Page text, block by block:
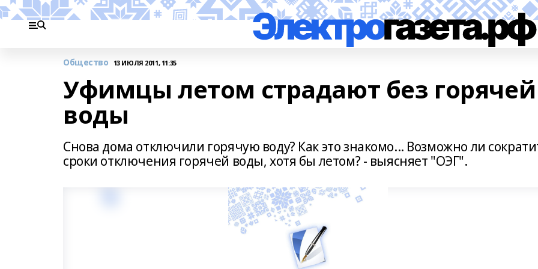
Общество 13 ИЮЛЯ 2011, 11:35
Уфимцы летом страдают без горячей
воды
Снова дома отключили горячую воду? Как это знакомо... Возможно ли
сроки отключения горячей воды, хотя бы летом? - выясняет "ОЭГ".